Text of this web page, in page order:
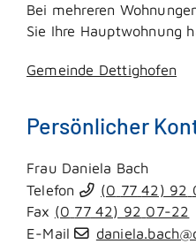
Bei mehreren
Sie Ihre Hauptwohnung
Gemeinde Dettighofen
Persönlicher
Frau Daniela Bach
Telefon
(0 77 42) 92
Fax (0 77 42) 92 07-22
E-Mail